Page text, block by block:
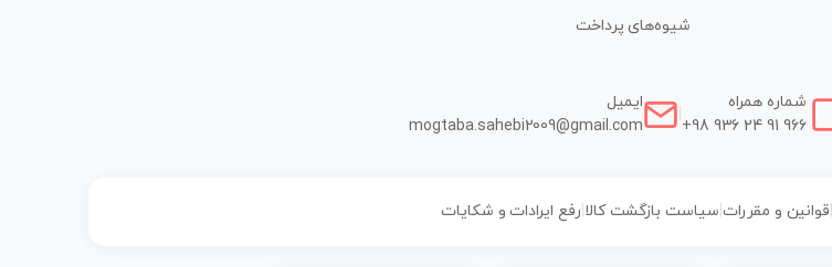
شیوه‌های پرداخت
شماره همراه
+98 936 24 91 966
ایمیل
mogtaba.sahebi2009@gmail.com
قوانین و مقررات سیاست بازگشت کالا رفع ایرادات و شکایات